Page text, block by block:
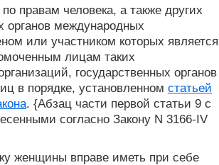
правам человека, а также других
органов международных
или участником которых является
лицам таких
государственных органов
в порядке, установленном статьей
. {Абзац части первой статьи 9 с
согласно Закону N 3166-IV
женщины вправе иметь при себе